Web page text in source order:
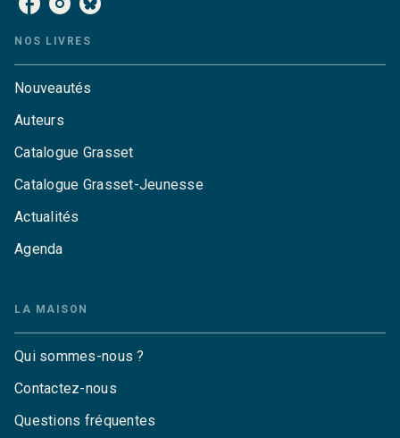
NOS LIVRES
Nouveautés
Auteurs
Catalogue Grasset
Catalogue Grasset-Jeunesse
Actualités
Agenda
LA MAISON
Qui sommes-nous ?
Contactez-nous
Questions fréquentes